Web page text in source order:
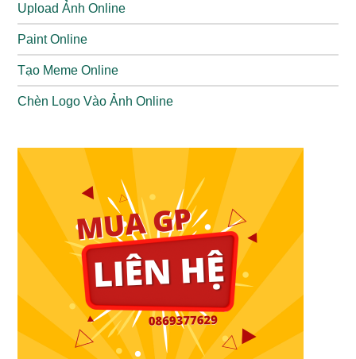
Upload Ảnh Online
Paint Online
Tạo Meme Online
Chèn Logo Vào Ảnh Online